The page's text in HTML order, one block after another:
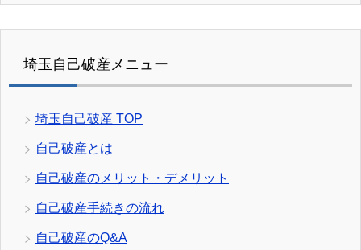
埼玉自己破産メニュー
埼玉自己破産 TOP
自己破産とは
自己破産のメリット・デメリット
自己破産手続きの流れ
自己破産のQ&A